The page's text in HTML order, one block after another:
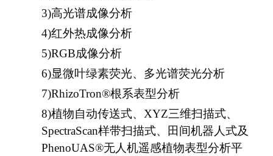
3)高光谱成像分析
4)红外热成像分析
5)RGB成像分析
6)显微叶绿素荧光、多光谱荧光分析
7)RhizoTron®根系表型分析
8)植物自动传送式、XYZ三维扫描式、
SpectraScan样带扫描式、田间机器人式及
PhenoUAS®无人机遥感植物表型分析平